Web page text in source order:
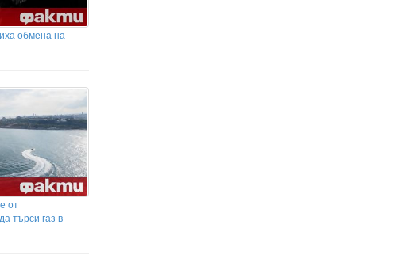
обмена на
от
търси газ в